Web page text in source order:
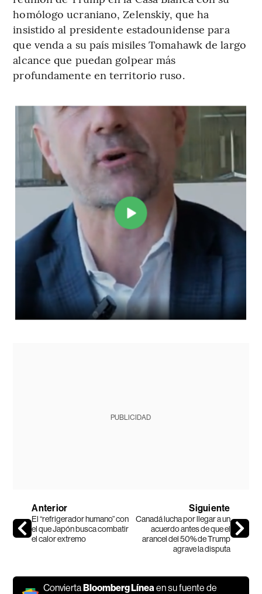
homólogo ucraniano, Zelenskiy, que ha
insistido al presidente estadounidense para
que venda a su país misiles Tomahawk de largo
alcance que puedan golpear más
profundamente en territorio ruso.
PUBLICIDAD
Anterior
El “refrigerador humano” con
el que Japón busca combatir
el calor extremo
Siguiente
Canadá lucha por llegar a un
acuerdo antes de que el
arancel del 50% de Trump
agrave la disputa
ConviertaBloomberg Línea en su fuente de